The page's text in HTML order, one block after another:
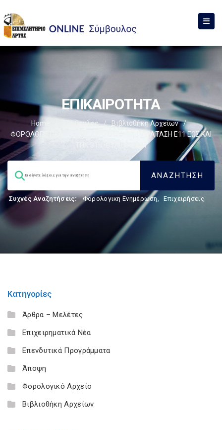
ΕΠΙΚΑΙΡΟΤΗΤΑ
Home Σύμβουλος / Βιβλιοθήκη Αρχείων
/
ΦΟΡΟΛΟΓΙΣΤΙΚΑ
ΠΑΡΑΤΑΣΗ Ε11 ΕΩΣ ΚΑΙ
ΤΗΝ 31Η ΙΟΥΛΙΟΥ 2021
Συχνές Αναζητήσεις: Φορολογικη Ενημέρωση, Επιχειρήσεις
Κατηγορίες
Άρθρα – Μελέτες
Επιχειρηματικά Νέα
Επενδυτικά Προγράμματα
Άποψη
Φορολογικό Αρχείο
Βιβλιοθήκη Αρχείων